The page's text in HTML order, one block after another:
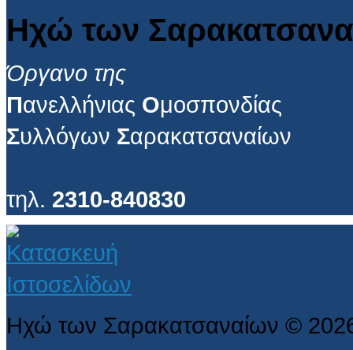
Ηχώ των
Όργανο της
Πανελλήνιας Ομοσπονδίας
Συλλόγων Σαρακατσαναίων
τηλ. 2310-840830
Ηχώ των Σαρακατσαναίων ©